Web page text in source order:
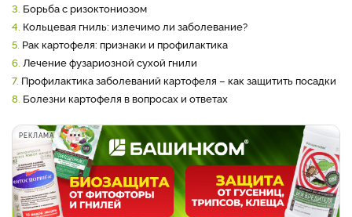
3. Борьба с ризоктониозом
4. Кольцевая гниль: излечимо ли заболевание?
5. Рак картофеля: признаки и профилактика
6. Лечение фузариозной сухой гнили
7. Профилактика заболеваний картофеля – как защитить посадки
8. Болезни картофеля в вопросах и ответах
РЕКЛАМА